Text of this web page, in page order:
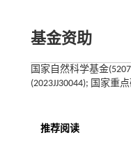
基金资助
国家自然科学基金
(2023JJ30044); 国家重